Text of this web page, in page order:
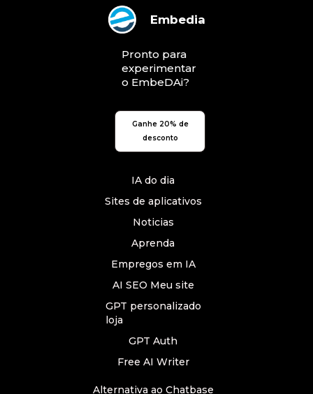
Embedia
Pronto para
experimentar
o EmbeDAi?
Ganhe 20% de
desconto
IA do dia
Sites de aplicativos
Noticias
Aprenda
Empregos em IA
AI SEO Meu site
GPT personalizado
loja
GPT Auth
Free AI Writer
Alternativa ao Chatbase